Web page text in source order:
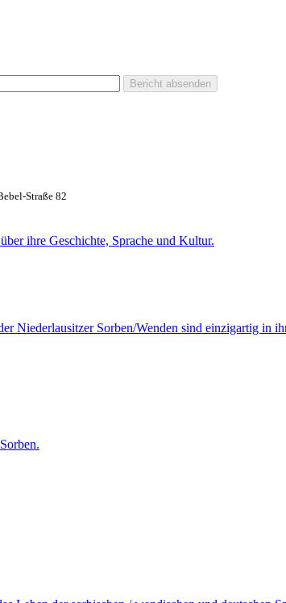
Bericht absenden
Straße 82
ihre Geschichte, Sprache und Kultur.
Niederlausitzer Sorben/Wenden sind einzigartig in